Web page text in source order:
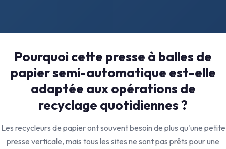
Pourquoi cette presse à balles de
papier semi-automatique est-elle
adaptée aux opérations de
recyclage quotidiennes ?
Les recycleurs de papier ont souvent besoin de plus qu'une petite
presse verticale, mais tous les sites ne sont pas prêts pour une